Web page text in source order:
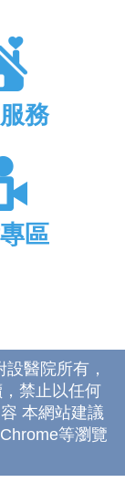
務
區
醫院所有，
禁止以任何
本網站建議
等瀏覽